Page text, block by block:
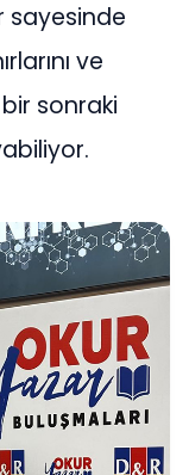
sayesinde
ve
sonraki